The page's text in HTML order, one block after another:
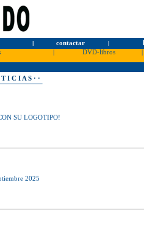
l contactar l
DVD-libros
T I C I A S · ·
SU LOGOTIPO!
2025